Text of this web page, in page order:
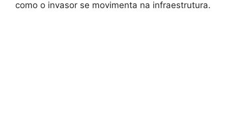
como o invasor se movimenta na infraestrutura.